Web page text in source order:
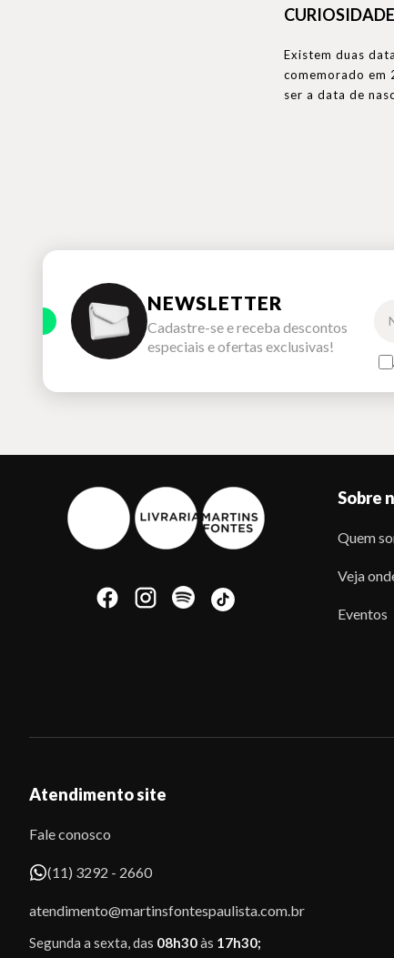
Existem duas
comemorado em
ser a data de
NEWSLETTER
Cadastre-se e receba descontos
especiais e ofertas exclusivas!
Sobre
Quem
Veja
Eventos
Atendimento site
Fale conosco
(11) 3292 - 2660
atendimento@martinsfontespaulista.com.br
Segunda a sexta, das 08h30às 17h30;